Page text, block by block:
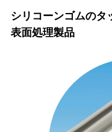
シリコーンゴムのタ
表面処理製品